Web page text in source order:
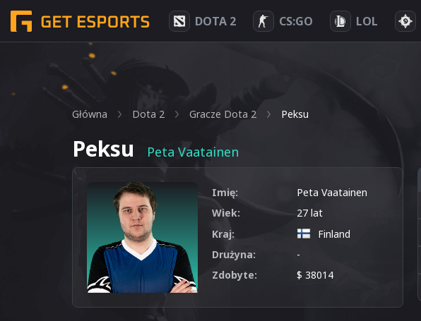
DOTA 2 CS:GO LOL
Główna Dota 2 Gracze Dota 2 Peksu
Peksu Peta Vaatainen
Imię:
Peta Vaatainen
Wiek:
27 lat
Kraj:
Finland
Drużyna:
-
Zdobyte:
$ 38014